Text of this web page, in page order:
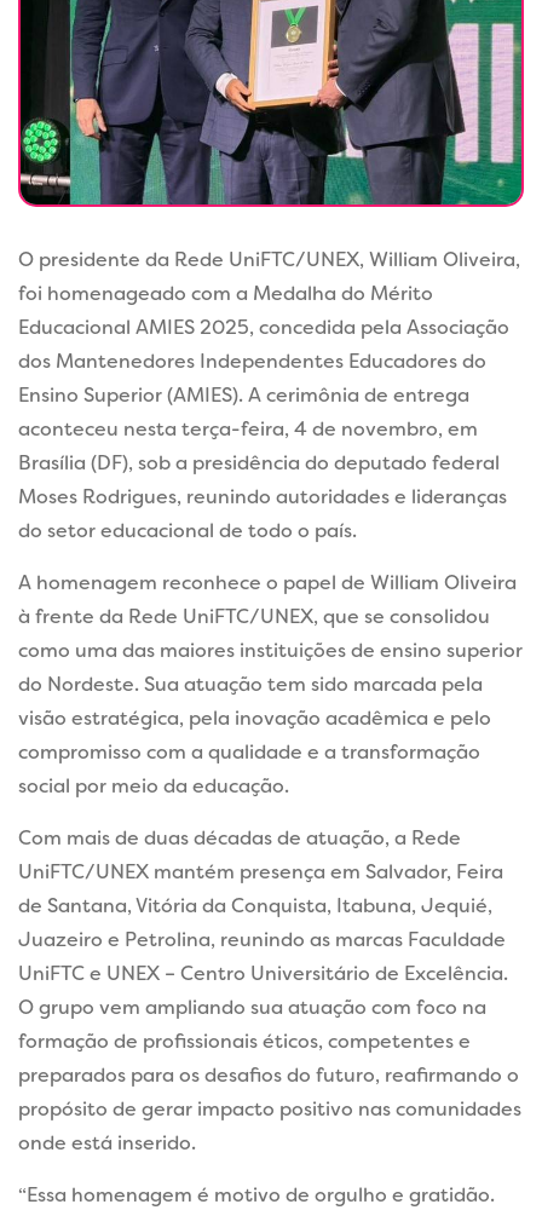
O presidente da Rede UniFTC/UNEX, William Oliveira,
foi homenageado com a Medalha do Mérito
Educacional AMIES 2025, concedida pela Associação
dos Mantenedores Independentes Educadores do
Ensino Superior (AMIES). A cerimônia de entrega
aconteceu nesta terça-feira, 4 de novembro, em
Brasília (DF), sob a presidência do deputado federal
Moses Rodrigues, reunindo autoridades e lideranças
do setor educacional de todo o país.
A homenagem reconhece o papel de William Oliveira
à frente da Rede UniFTC/UNEX, que se consolidou
como uma das maiores instituições de ensino superior
do Nordeste. Sua atuação tem sido marcada pela
visão estratégica, pela inovação acadêmica e pelo
compromisso com a qualidade e a transformação
social por meio da educação.
Com mais de duas décadas de atuação, a Rede
UniFTC/UNEX mantém presença em Salvador, Feira
de Santana, Vitória da Conquista, Itabuna, Jequié,
Juazeiro e Petrolina, reunindo as marcas Faculdade
UniFTC e UNEX – Centro Universitário de Excelência.
O grupo vem ampliando sua atuação com foco na
formação de profissionais éticos, competentes e
preparados para os desafios do futuro, reafirmando o
propósito de gerar impacto positivo nas comunidades
onde está inserido.
“Essa homenagem é motivo de orgulho e gratidão.